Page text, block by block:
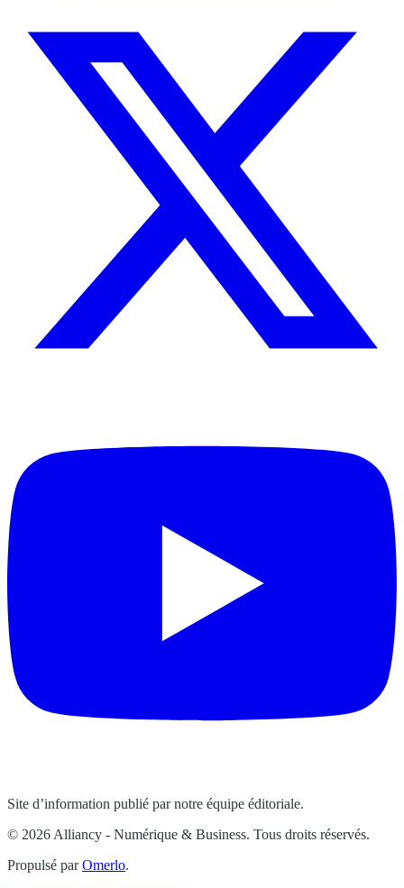
Site d’information publié par notre équipe éditoriale.
© 2026 Alliancy - Numérique & Business. Tous droits réservés.
Propulsé parOmerlo.